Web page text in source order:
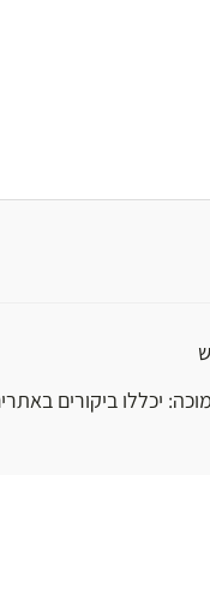
יכללו ביקורים